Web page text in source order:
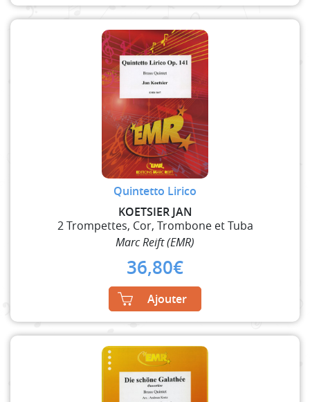
Quintetto Lirico
KOETSIER JAN
2 Trompettes, Cor, Trombone et Tuba
Marc Reift (EMR)
36,80€
Ajouter